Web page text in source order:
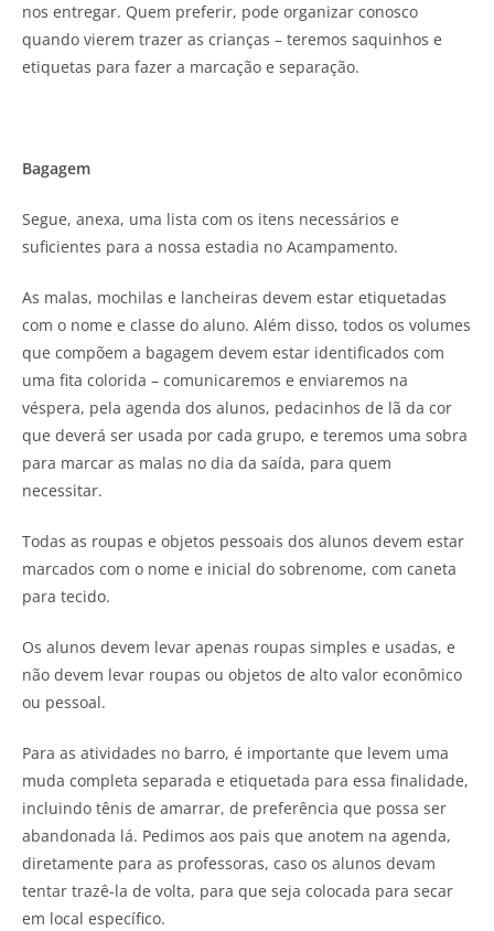
nos entregar. Quem preferir, pode organizar conosco
quando vierem trazer as crianças – teremos saquinhos e
etiquetas para fazer a marcação e separação.
Bagagem
Segue, anexa, uma lista com os itens necessários e
suficientes para a nossa estadia no Acampamento.
As malas, mochilas e lancheiras devem estar etiquetadas
com o nome e classe do aluno. Além disso, todos os volumes
que compõem a bagagem devem estar identificados com
uma fita colorida – comunicaremos e enviaremos na
véspera, pela agenda dos alunos, pedacinhos de lã da cor
que deverá ser usada por cada grupo, e teremos uma sobra
para marcar as malas no dia da saída, para quem
necessitar.
Todas as roupas e objetos pessoais dos alunos devem estar
marcados com o nome e inicial do sobrenome, com caneta
para tecido.
Os alunos devem levar apenas roupas simples e usadas, e
não devem levar roupas ou objetos de alto valor econômico
ou pessoal.
Para as atividades no barro, é importante que levem uma
muda completa separada e etiquetada para essa finalidade,
incluindo tênis de amarrar, de preferência que possa ser
abandonada lá. Pedimos aos pais que anotem na agenda,
diretamente para as professoras, caso os alunos devam
tentar trazê-la de volta, para que seja colocada para secar
em local específico.